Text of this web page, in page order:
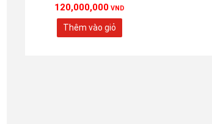
120,000,000 VND
Thêm vào giỏ